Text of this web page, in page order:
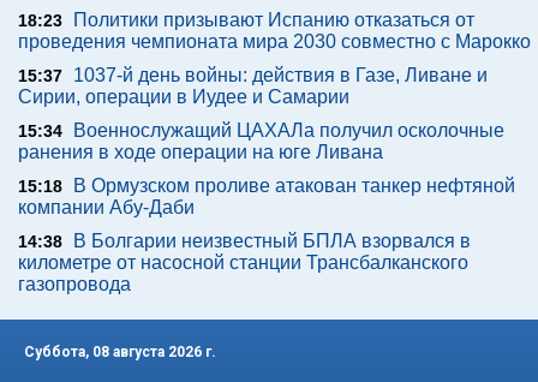
18:23
Политики призывают Испанию отказаться от
проведения чемпионата мира 2030 совместно с Марокко
15:37
1037-й день войны: действия в Газе, Ливане и
Сирии, операции в Иудее и Самарии
15:34
Военнослужащий ЦАХАЛа получил осколочные
ранения в ходе операции на юге Ливана
15:18
В Ормузском проливе атакован танкер нефтяной
компании Абу-Даби
14:38
В Болгарии неизвестный БПЛА взорвался в
километре от насосной станции Трансбалканского
газопровода
Суббота, 08 августа 2026 г.